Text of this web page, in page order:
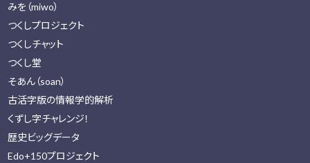
みを（miwo）
つくしプロジェクト
つくしチャット
つくし堂
そあん（soan）
古活字版の情報学的解析
くずし字チャレンジ！
歴史ビッグデータ
Edo+150プロジェクト